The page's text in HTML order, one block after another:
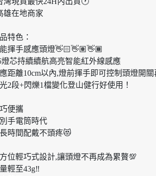
雄在地商家
特色：
揮手感應頭燈👋🏻👋🏽👋🏾
燈芯持續續航高亮智能紅外線感應
距離10cm以內,燈前揮手即可控制頭燈開
2段+閃爍1檔變化登山健行好使用！
便攜
手電筒時代
時間配戴不頭疼😻
位輕巧式設計,讓頭燈不再成為累贅💯
輕至43g‼️